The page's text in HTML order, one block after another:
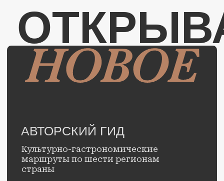
ДАЛЬНИЙ ВОСТОК
© с 2025 г., Гид «Открывай
ПОВОЛЖЬЕ
Правовая информация.